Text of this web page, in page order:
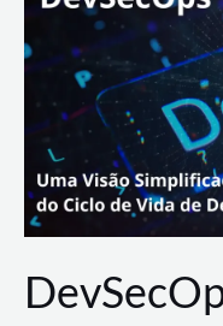
Lance
Rural